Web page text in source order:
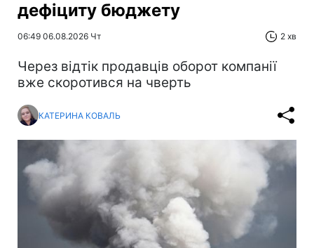
дефіциту бюджету
06:49 06.08.2026 Чт 2 хв
Через відтік продавців оборот компанії
вже скоротився на чверть
КАТЕРИНА КОВАЛЬ